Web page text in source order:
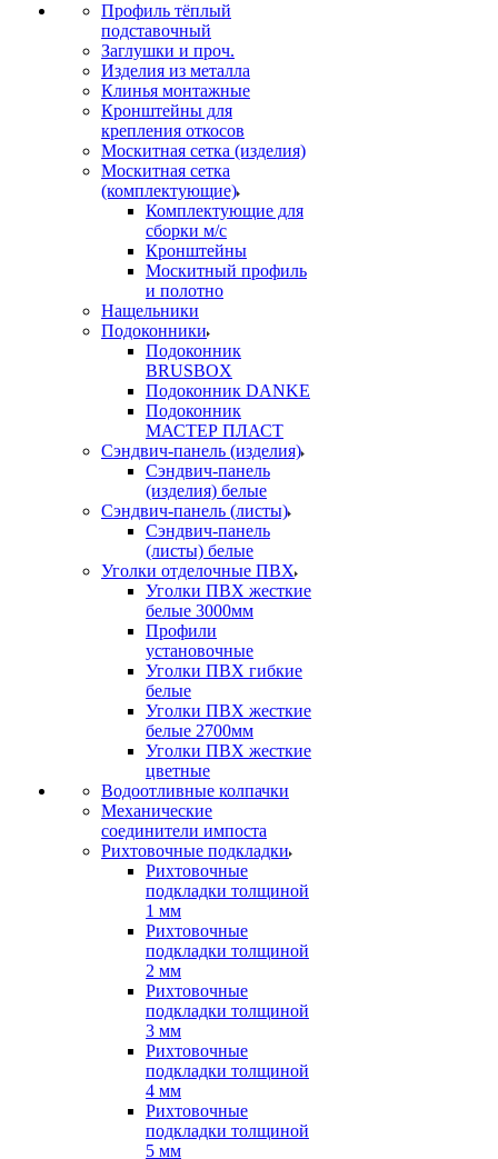
Профиль тёплый
подставочный
Заглушки и проч.
Изделия из металла
Клинья монтажные
Кронштейны для
крепления откосов
Москитная сетка (изделия)
Москитная сетка
(комплектующие)
Комплектующие для
сборки м/с
Кронштейны
Москитный профиль
и полотно
Нащельники
Подоконники
Подоконник
BRUSBOX
Подоконник DANKE
Подоконник
МАСТЕР ПЛАСТ
Сэндвич-панель (изделия)
Сэндвич-панель
(изделия) белые
Сэндвич-панель (листы)
Сэндвич-панель
(листы) белые
Уголки отделочные ПВХ
Уголки ПВХ жесткие
белые 3000мм
Профили
установочные
Уголки ПВХ гибкие
белые
Уголки ПВХ жесткие
белые 2700мм
Уголки ПВХ жесткие
цветные
Водоотливные колпачки
Механические
соединители импоста
Рихтовочные подкладки
Рихтовочные
подкладки толщиной
1 мм
Рихтовочные
подкладки толщиной
2 мм
Рихтовочные
подкладки толщиной
3 мм
Рихтовочные
подкладки толщиной
4 мм
Рихтовочные
подкладки толщиной
5 мм